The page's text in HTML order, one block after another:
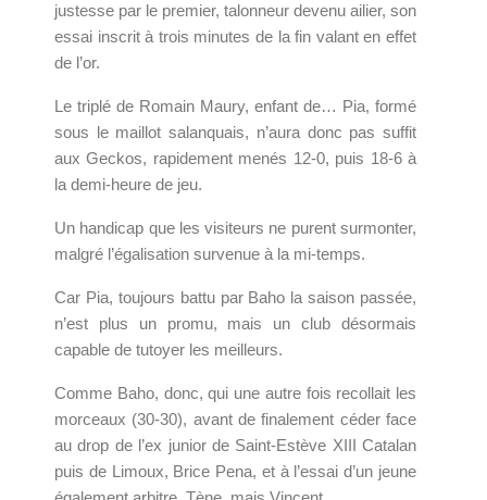
justesse par le premier, talonneur devenu ailier, son
essai inscrit à trois minutes de la fin valant en effet
de l’or.
Le triplé de Romain Maury, enfant de… Pia, formé
sous le maillot salanquais, n’aura donc pas suffit
aux Geckos, rapidement menés 12-0, puis 18-6 à
la demi-heure de jeu.
Un handicap que les visiteurs ne purent surmonter,
malgré l’égalisation survenue à la mi-temps.
Car Pia, toujours battu par Baho la saison passée,
n’est plus un promu, mais un club désormais
capable de tutoyer les meilleurs.
Comme Baho, donc, qui une autre fois recollait les
morceaux (30-30), avant de finalement céder face
au drop de l’ex junior de Saint-Estève XIII Catalan
puis de Limoux, Brice Pena, et à l’essai d’un jeune